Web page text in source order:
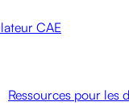
CAE
Ressources pour les